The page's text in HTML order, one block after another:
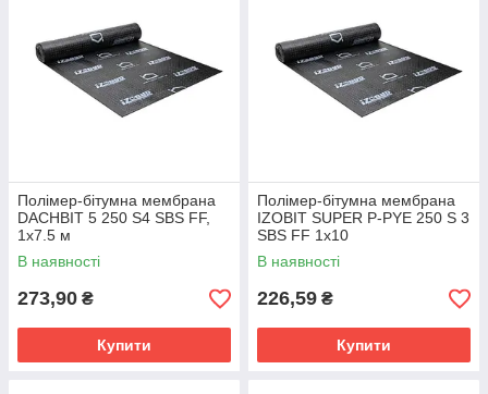
Полімер-бітумна мембрана
DACHBIT 5 250 S4 SBS FF,
1х7.5 м
В наявності
273,90 ₴
Купити
Полімер-бітумна мембрана
IZOBIT SUPER P-PYE 250 S 3
SBS FF 1х10
В наявності
226,59 ₴
Купити